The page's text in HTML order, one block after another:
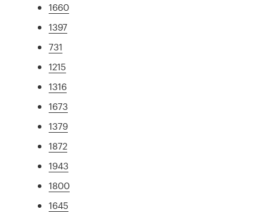
1660
1397
731
1215
1316
1673
1379
1872
1943
1800
1645